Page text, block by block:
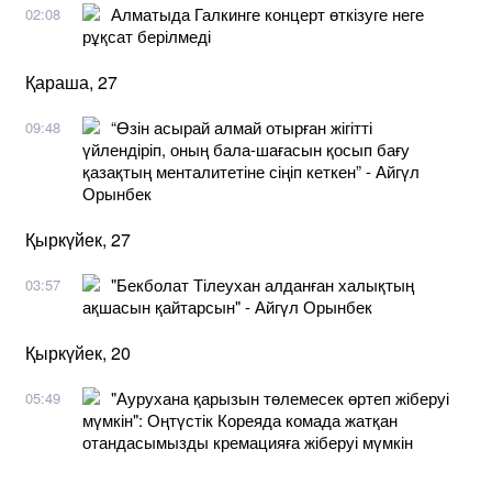
02:08
Алматыда Галкинге концерт өткізуге неге
рұқсат берілмеді
Қараша, 27
09:48
“Өзін асырай алмай отырған жігітті
үйлендіріп, оның бала-шағасын қосып бағу
қазақтың менталитетіне сіңіп кеткен” - Айгүл
Орынбек
Қыркүйек, 27
03:57
"Бекболат Тілеухан алданған халықтың
ақшасын қайтарсын" - Айгүл Орынбек
Қыркүйек, 20
05:49
"Аурухана қарызын төлемесек өртеп жіберуі
мүмкін": Оңтүстік Кореяда комада жатқан
отандасымызды кремацияға жіберуі мүмкін